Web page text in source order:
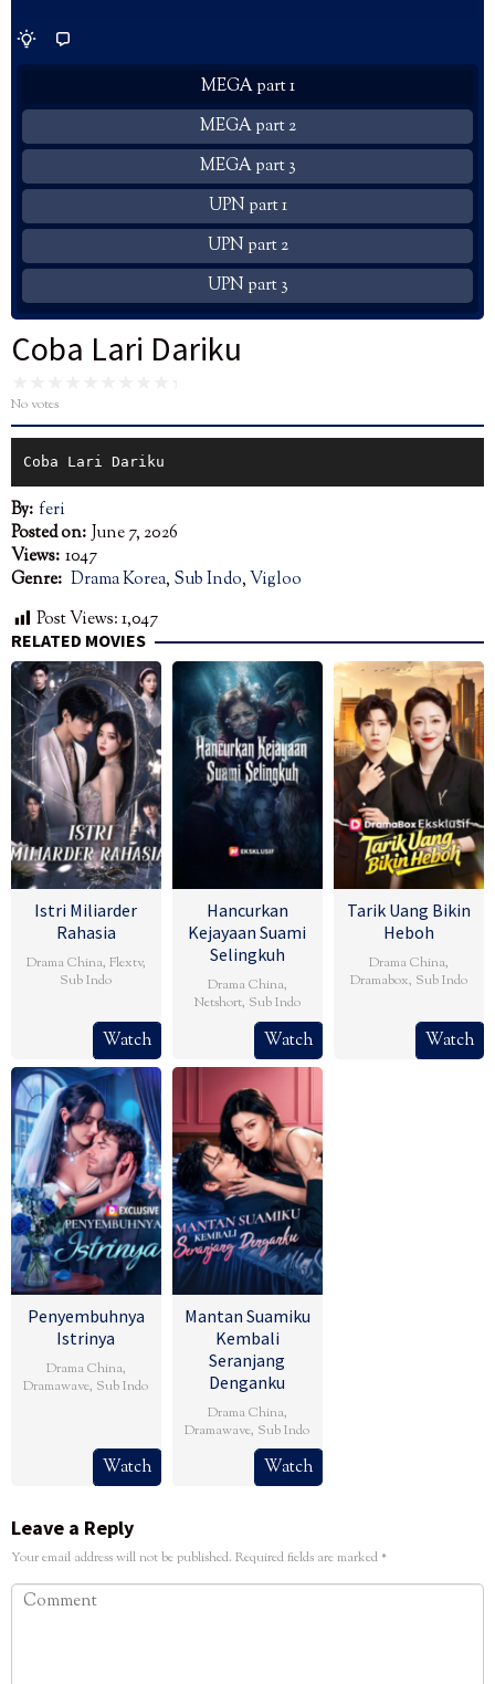
MEGA part 1
MEGA part 2
MEGA part 3
UPN part 1
UPN part 2
UPN part 3
Coba Lari Dariku
No votes
Coba Lari Dariku
By: feri
Posted on: June 7, 2026
Views: 1047
Genre: Drama Korea, Sub Indo, Vigloo
Post Views:1,047
RELATED MOVIES
Istri Miliarder
Rahasia
Drama China, Flextv,
Sub Indo
Watch
Hancurkan
Kejayaan Suami
Selingkuh
Drama China,
Netshort, Sub Indo
Watch
Tarik Uang Bikin
Heboh
Drama China,
Dramabox, Sub Indo
Watch
Penyembuhnya
Istrinya
Drama China,
Dramawave, Sub Indo
Watch
Mantan Suamiku
Kembali
Seranjang
Denganku
Drama China,
Dramawave, Sub Indo
Watch
Leave a Reply
Your email address will not be published. Required fields are marked*